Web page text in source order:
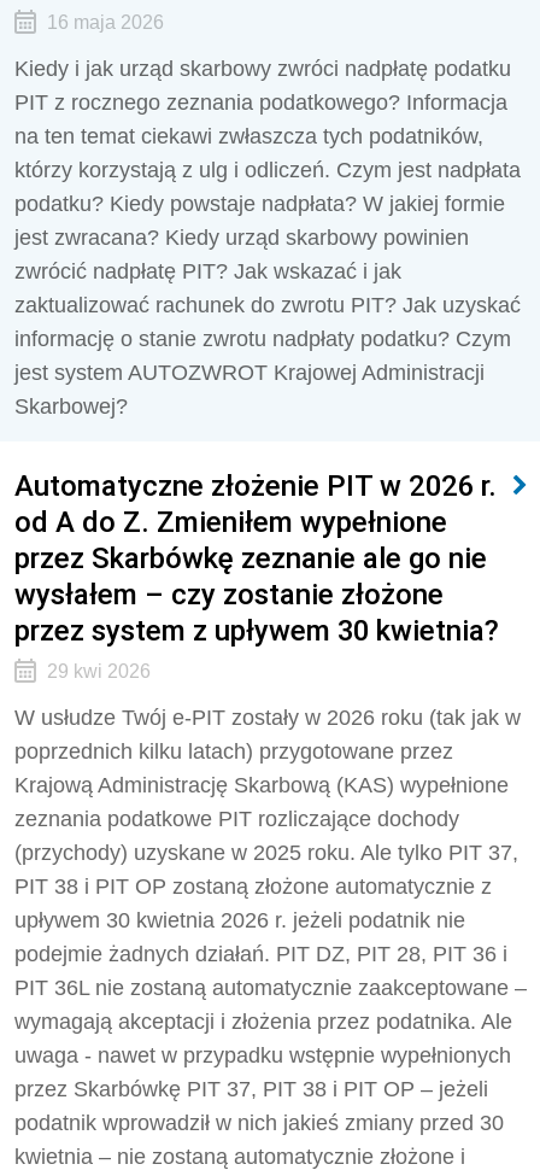
16 maja 2026
Kiedy i jak urząd skarbowy zwróci nadpłatę podatku
PIT z rocznego zeznania podatkowego? Informacja
na ten temat ciekawi zwłaszcza tych podatników,
którzy korzystają z ulg i odliczeń. Czym jest nadpłata
podatku? Kiedy powstaje nadpłata? W jakiej formie
jest zwracana? Kiedy urząd skarbowy powinien
zwrócić nadpłatę PIT? Jak wskazać i jak
zaktualizować rachunek do zwrotu PIT? Jak uzyskać
informację o stanie zwrotu nadpłaty podatku? Czym
jest system AUTOZWROT Krajowej Administracji
Skarbowej?
Automatyczne złożenie PIT w 2026 r.
od A do Z. Zmieniłem wypełnione
przez Skarbówkę zeznanie ale go nie
wysłałem – czy zostanie złożone
przez system z upływem 30 kwietnia?
29 kwi 2026
W usłudze Twój e-PIT zostały w 2026 roku (tak jak w
poprzednich kilku latach) przygotowane przez
Krajową Administrację Skarbową (KAS) wypełnione
zeznania podatkowe PIT rozliczające dochody
(przychody) uzyskane w 2025 roku. Ale tylko PIT 37,
PIT 38 i PIT OP zostaną złożone automatycznie z
upływem 30 kwietnia 2026 r. jeżeli podatnik nie
podejmie żadnych działań. PIT DZ, PIT 28, PIT 36 i
PIT 36L nie zostaną automatycznie zaakceptowane –
wymagają akceptacji i złożenia przez podatnika. Ale
uwaga - nawet w przypadku wstępnie wypełnionych
przez Skarbówkę PIT 37, PIT 38 i PIT OP – jeżeli
podatnik wprowadził w nich jakieś zmiany przed 30
kwietnia – nie zostaną automatycznie złożone i